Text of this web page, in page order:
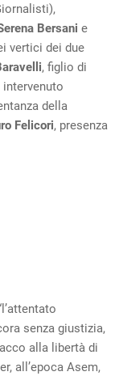
Bersani e
vertici dei due
, figlio di
intervenuto
della
Felicori, presenza
senza giustizia,
alla libertà di
all’epoca Asem,